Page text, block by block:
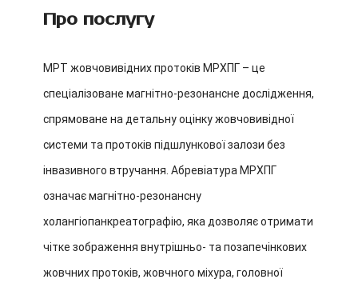
Про послугу
МРТ жовчовивідних протоків МРХПГ – це
спеціалізоване магнітно-резонансне дослідження,
спрямоване на детальну оцінку жовчовивідної
системи та протоків підшлункової залози без
інвазивного втручання. Абревіатура МРХПГ
означає магнітно-резонансну
холангіопанкреатографію, яка дозволяє отримати
чітке зображення внутрішньо- та позапечінкових
жовчних протоків, жовчного міхура, головної